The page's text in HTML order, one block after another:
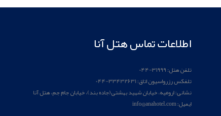
اطلاعات تماس هتل آنا
تلفن هتل: 31999-044
تلفکس رزرواسیون اتاق: 33432631-044
نشانی: ارومیه، خیابان شهید بهشتی(جاده بند)، خیابان جام جم، هتل آنا
ایمیل: info@anahotel.com